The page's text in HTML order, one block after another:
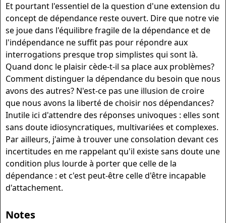
Et pourtant l'essentiel de la question d'une extension du
concept de dépendance reste ouvert. Dire que notre vie
se joue dans l'équilibre fragile de la dépendance et de
l'indépendance ne suffit pas pour répondre aux
interrogations presque trop simplistes qui sont là.
Quand donc le plaisir cède-t-il sa place aux problèmes?
Comment distinguer la dépendance du besoin que nous
avons des autres? N'est-ce pas une illusion de croire
que nous avons la liberté de choisir nos dépendances?
Inutile ici d'attendre des réponses univoques : elles sont
sans doute idiosyncratiques, multivariées et complexes.
Par ailleurs, j'aime à trouver une consolation devant ces
incertitudes en me rappelant qu'il existe sans doute une
condition plus lourde à porter que celle de la
dépendance : et c'est peut-être celle d'être incapable
d'attachement.
Notes